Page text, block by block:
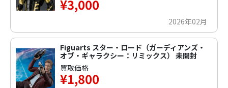
¥3,000
2026年02月
Figuarts スター・ロード（ガーディアンズ・
オブ・ギャラクシー：リミックス） 未開封
買取価格
¥1,800